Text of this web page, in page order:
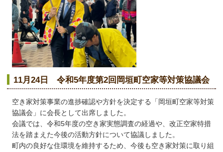
11月24日 令和5年度第2回岡垣町空家等対策協議会
空き家対策事業の進捗確認や方針を決定する「岡垣町空家等対策
協議会」に会長として出席しました。
会議では、令和5年度の空き家実態調査の経過や、改正空家特措
法を踏まえた今後の活動方針について協議しました。
町内の良好な住環境を維持するため、今後も空き家対策に取り組